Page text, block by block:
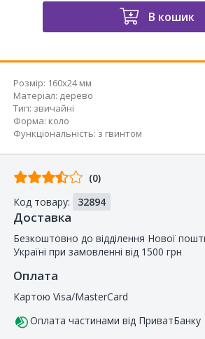
В кошик
Розмір: 160x24 мм
Матеріал: дерево
Тип: звичайні
Форма: коло
Функціональність: з гвинтом
Відгуків
покупців
(0)
Код товару:
32894
Доставка
Безкоштовно до відділення Нової
Україні при замовленні від 1500 грн
Оплата
Картою Visa/MasterCard
Оплата частинами від ПриватБанку